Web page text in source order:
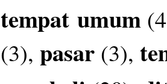
tempat umum
(3), pasar (3),